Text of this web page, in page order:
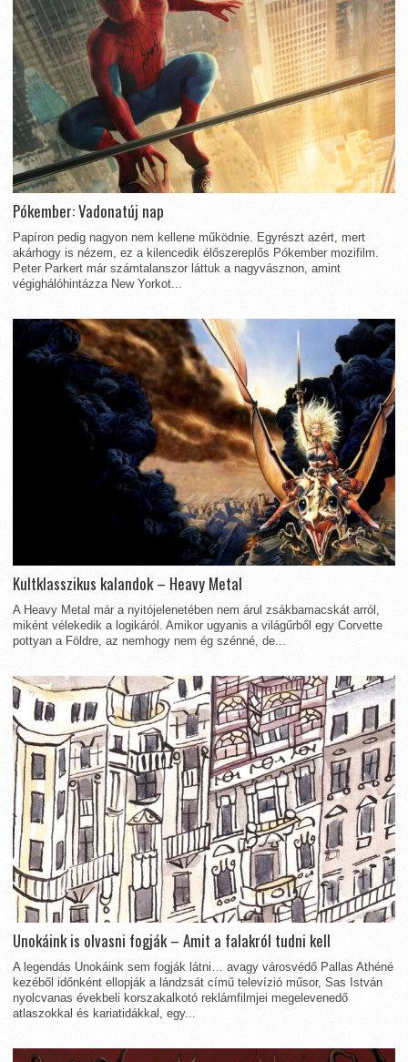
Pókember: Vadonatúj nap
Papíron pedig nagyon nem kellene működnie. Egyrészt azért, mert
akárhogy is nézem, ez a kilencedik élőszereplős Pókember mozifilm.
Peter Parkert már számtalanszor láttuk a nagyvásznon, amint
végighálóhintázza New Yorkot...
Kultklasszikus kalandok – Heavy Metal
A Heavy Metal már a nyitójelenetében nem árul zsákbamacskát arról,
miként vélekedik a logikáról. Amikor ugyanis a világűrből egy Corvette
pottyan a Földre, az nemhogy nem ég szénné, de...
Unokáink is olvasni fogják – Amit a falakról tudni kell
A legendás Unokáink sem fogják látni… avagy városvédő Pallas Athéné
kezéből időnként ellopják a lándzsát című televízió műsor, Sas István
nyolcvanas évekbeli korszakalkotó reklámfilmjei megelevenedő
atlaszokkal és kariatidákkal, egy...